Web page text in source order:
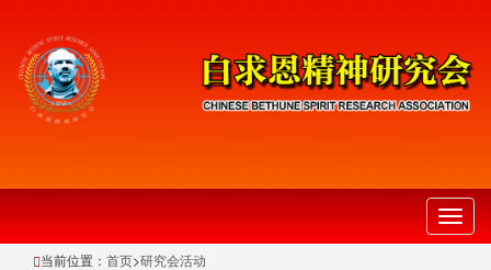
切
换
当前位置： 首页>研究会活动